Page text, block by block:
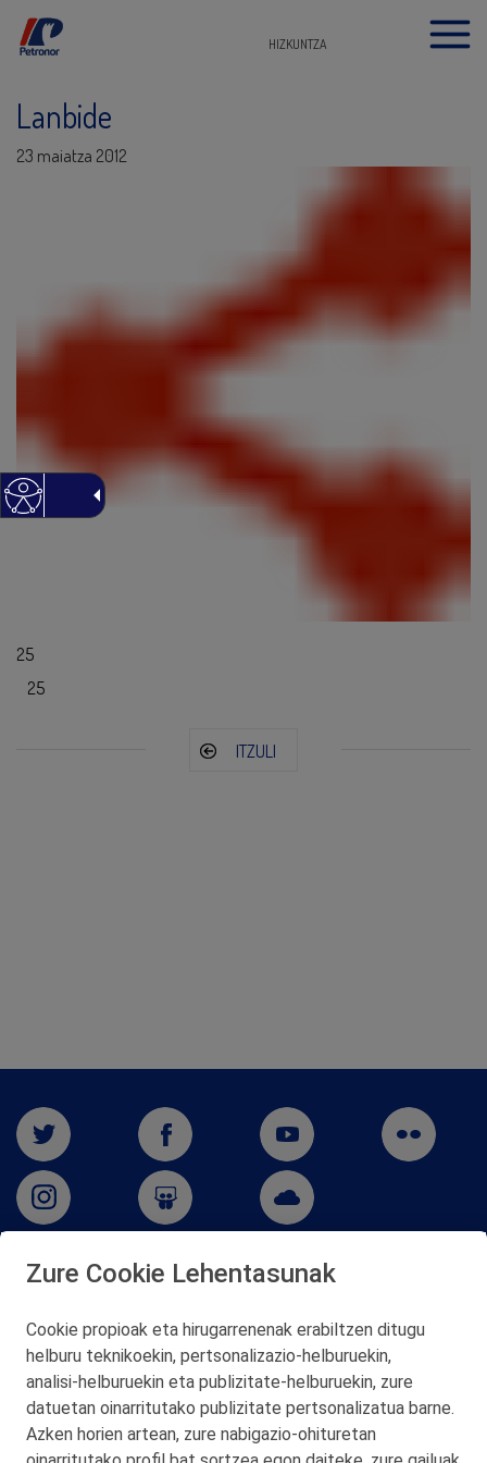
HIZKUNTZA
Lanbide
23 maiatza 2012
25
25
ITZULI
Telf. 946 357 000
© 2026 Petronor S.A.
Zure Cookie Lehentasunak
Cookie propioak eta hirugarrenenak erabiltzen ditugu
helburu teknikoekin, pertsonalizazio‑helburuekin,
analisi‑helburuekin eta publizitate‑helburuekin, zure
datuetan oinarritutako publizitate pertsonalizatua barne.
Azken horien artean, zure nabigazio‑ohituretan